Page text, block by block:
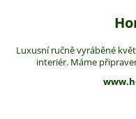
Luxusní ručně vyráběné
interiér. Máme